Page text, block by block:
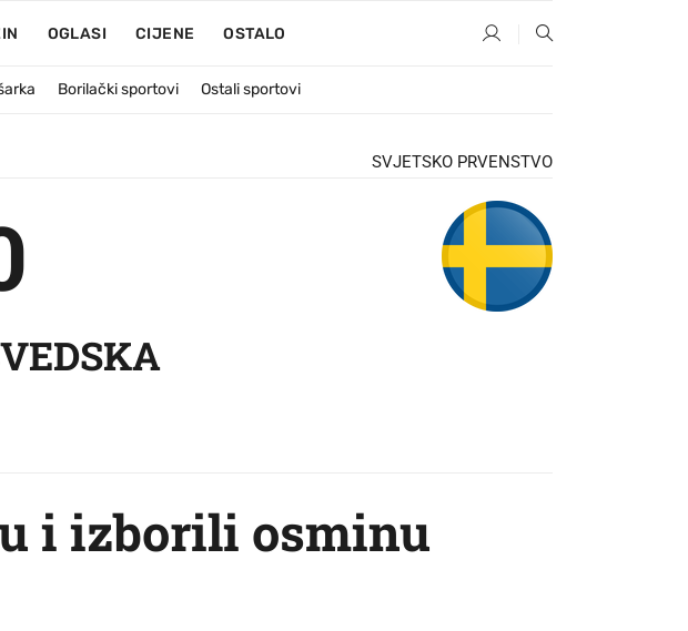
OGLASI CIJENE OSTALO
Borilački sportovi Ostali sportovi
SVJETSKO PRVENSTVO
i izborili osminu